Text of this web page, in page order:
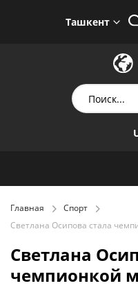
Ташкент
Главная
Спорт
Светлана Осипова стала
Светлана
чемпионкой